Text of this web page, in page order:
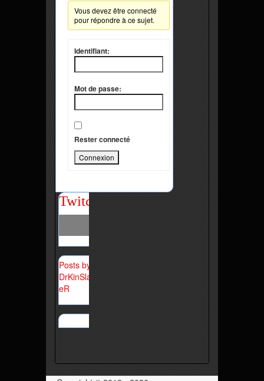
Vous devez être connecté
pour répondre à ce sujet.
Identifiant:
Mot de passe:
Rester connecté
Connexion
Twitch
Posts by
DrKinSlay
eR